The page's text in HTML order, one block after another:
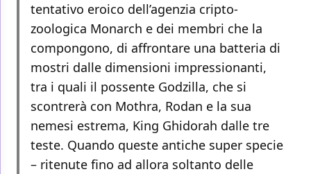
tentativo eroico dell’agenzia cripto-
zoologica Monarch e dei membri che la
compongono, di affrontare una batteria di
mostri dalle dimensioni impressionanti,
tra i quali il possente Godzilla, che si
scontrerà con Mothra, Rodan e la sua
nemesi estrema, King Ghidorah dalle tre
teste. Quando queste antiche super specie
– ritenute fino ad allora soltanto delle